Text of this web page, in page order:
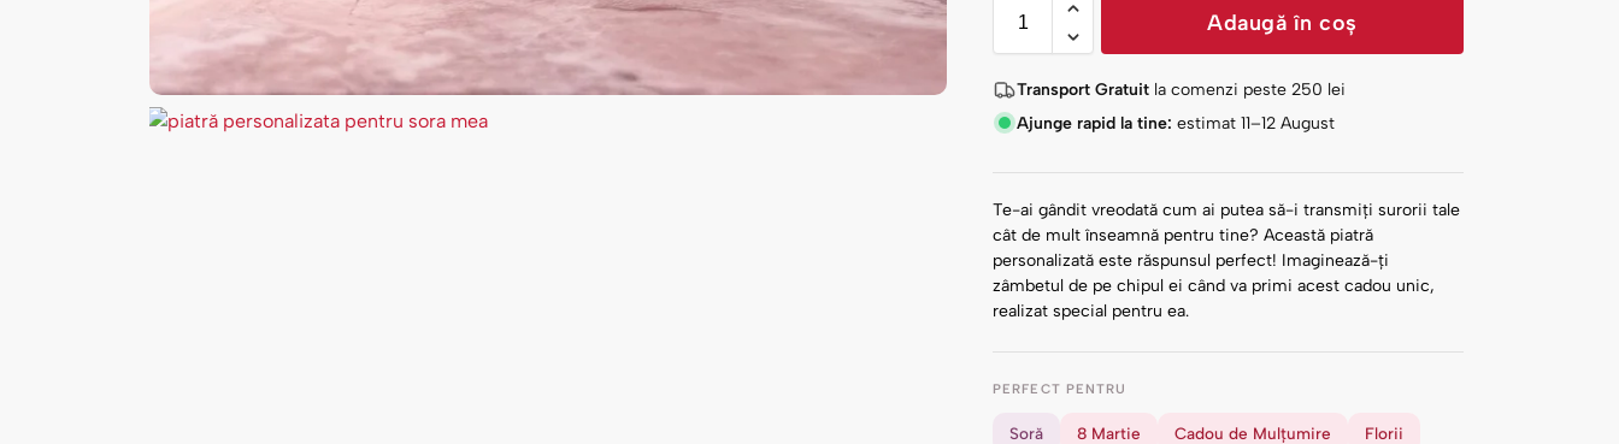
Adaugă în coș
Transport Gratuit la comenzi peste250 lei
Ajunge rapid la tine: estimat 11–12 August
Te-ai gândit vreodată cum ai putea să-i transmiți surorii tale
cât de mult înseamnă pentru tine? Această piatră
personalizată este răspunsul perfect! Imaginează-ți
zâmbetul de pe chipul ei când va primi acest cadou unic,
realizat special pentru ea.
PERFECT PENTRU
Soră 8 Martie Cadou de Mulțumire Florii